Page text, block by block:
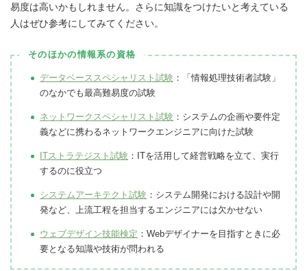
易度は高いかもしれません。さらに知識をつけたいと考えている
人はぜひ参考にしてみてください。
そのほかの情報系の資格
データベーススペシャリスト試験 ：「情報処理技術者試験」
のなかでも最高難易度の試験
ネットワークスペシャリスト試験 ：システムの企画や要件定
義などに携わるネットワークエンジニアに向けた試験
ITストラテジスト試験 ：ITを活用して経営戦略を立て、実行
するのに役立つ
システムアーキテクト試験 ：システム開発における設計や開
発など、上流工程を担当するエンジニアには欠かせない
ウェブデザイン技能検定 ：Webデザイナーを目指すときに必
要となる知識や技術が問われる